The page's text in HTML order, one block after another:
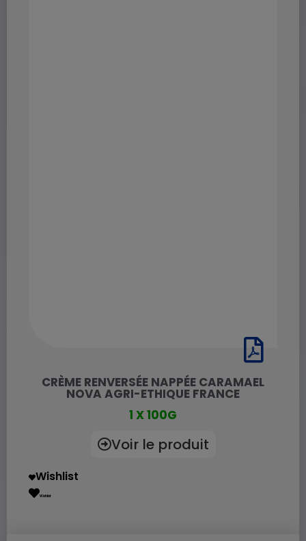
CRÈME RENVERSÉE NAPPÉE CARAMAEL
NOVA AGRI-ETHIQUE FRANCE
1 X 100G
Voir le produit
Wishlist
Wishlist